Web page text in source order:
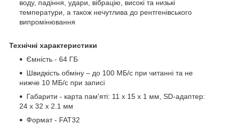
воду, падіння, удари, вібрацію, високі та низькі
температури, а також нечутлива до рентгенівського
випромінювання
Технічні характеристики
Ємність - 64 ГБ
Швидкість обміну – до 100 МБ/с при читанні та не
нижче 10 МБ/с при записі
Габарити - карта пам'яті: 11 x 15 x 1 мм, SD-адаптер:
24 x 32 x 2.1 мм
Формат - FAT32